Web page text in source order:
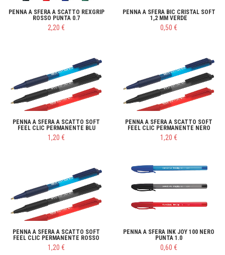
PENNA A SFERA A SCATTO REXGRIP
ROSSO PUNTA 0.7
2,20 €
PENNA A SFERA BIC CRISTAL SOFT
1,2 MM VERDE
0,50 €
PENNA A SFERA A SCATTO SOFT
FEEL CLIC PERMANENTE BLU
1,20 €
PENNA A SFERA A SCATTO SOFT
FEEL CLIC PERMANENTE NERO
1,20 €
PENNA A SFERA A SCATTO SOFT
FEEL CLIC PERMANENTE ROSSO
1,20 €
PENNA A SFERA INK JOY 100 NERO
PUNTA 1.0
0,60 €